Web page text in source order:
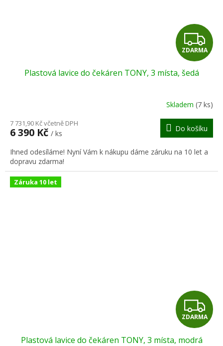
Z
D
R
M
A
ZDARMA
Plastová lavice do čekáren TONY, 3 místa, šedá
Skladem (7 ks)
7 731,90 Kč včetně DPH
6 390 Kč / ks
Do košíku
Ihned odesíláme! Nyní Vám k nákupu dáme záruku na 10 let a
dopravu zdarma!
Záruka 10 let
Z
D
ZDARMA
Plastová lavice do čekáren TONY, 3 místa, modrá